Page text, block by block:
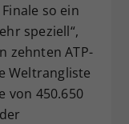
so ein
speziell“,
zehnten ATP-
Weltrangliste
von 450.650